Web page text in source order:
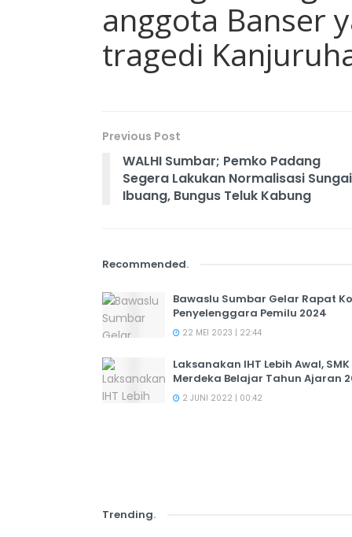
anggota Banser
tragedi
Previous Post
WALHI Sumbar; Pemko Padang
Segera Lakukan Normalisasi Sungai
Ibuang, Bungus Teluk Kabung
Recommended.
Bawaslu Sumbar Gelar Rapat
Penyelenggara Pemilu 2024
22 MEI 2023 | 22:44
Laksanakan IHT Lebih Awal,
Merdeka Belajar Tahun Ajaran
2 JUNI 2022 | 00:42
Trending.